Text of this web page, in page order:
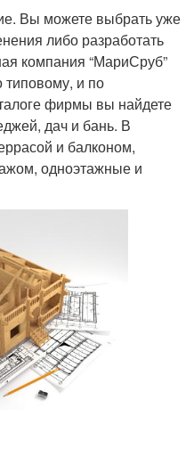
Вы можете выбрать уже
либо разработать
компания “МариСруб”
и по
фирмы вы найдете
дач и бань. В
и балконом,
одноэтажные и